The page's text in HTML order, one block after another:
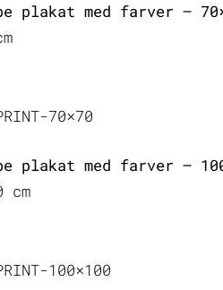
plakat med farver –
70×70
plakat med farver –
cm
100×100